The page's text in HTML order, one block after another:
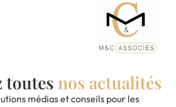
toutes nos actualités
médias et conseils pour les